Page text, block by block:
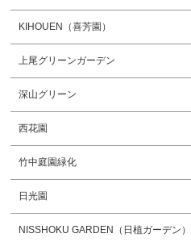
KIHOUEN（喜芳園）
上尾グリーンガーデン
深山グリーン
西花園
竹中庭園緑化
日光園
NISSHOKU GARDEN（日植ガーデン）